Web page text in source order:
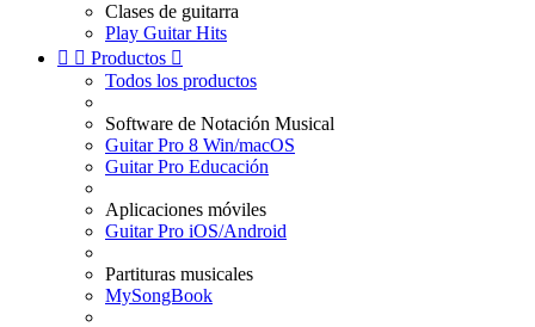
Clases de guitarra
Play Guitar Hits
  Productos 
Todos los productos
Software de Notación Musical
Guitar Pro 8 Win/macOS
Guitar Pro Educación
Aplicaciones móviles
Guitar Pro iOS/Android
Partituras musicales
MySongBook